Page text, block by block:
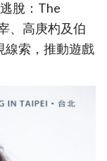
脫：The
、高庚杓及伯
線索，推動遊戲